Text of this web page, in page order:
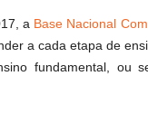
a Base Nacional
a cada etapa de
fundamental, ou